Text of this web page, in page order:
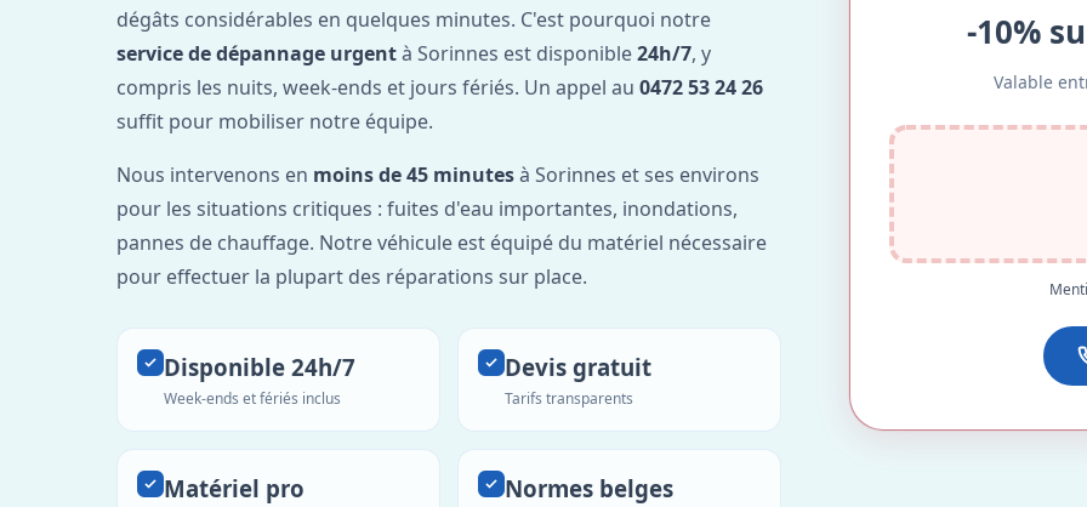
dégâts considérables en quelques minutes. C'est pourquoi notre
service de dépannage urgentà Sorinnes est disponible24h/7, y
compris les nuits, week-ends et jours fériés. Un appel au 0472 53 24 26
suffit pour mobiliser notre équipe.
Nous intervenons en moins de 45 minutesà Sorinnes et ses environs
pour les situations critiques : fuites d'eau importantes, inondations,
pannes de chauffage. Notre véhicule est équipé du matériel nécessaire
pour effectuer la plupart des réparations sur place.
Disponible 24h/7
Week-ends et fériés inclus
Devis gratuit
Tarifs transparents
Matériel pro Normes belges
-10%
Valable